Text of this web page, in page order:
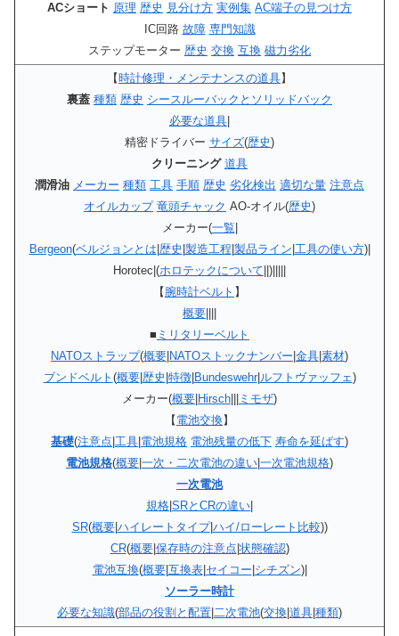
ACショート 原理 歴史 見分け方 実例集 AC端子の見つけ方
IC回路 故障 専門知識
ステップモーター 歴史 交換 互換 磁力劣化
【時計修理・メンテナンスの道具】
裏蓋 種類 歴史 シースルーバックとソリッドバック
必要な道具
精密ドライバー サイズ(歴史)
クリーニング 道具
潤滑油 メーカー 種類 工具 手順 歴史 劣化検出 適切な量 注意点
オイルカップ 竜頭チャック AO-オイル(歴史)
メーカー(一覧
Bergeon(ベルジョンとは 歴史 製造工程 製品ライン 工具の使い方)|
Horotec|(ホロテックについて ||)|||||
【 腕時計ベルト 】
概要
■ ミリタリーベルト
NATOストラップ(概要 NATOストックナンバー 金具 素材)
ブンドベルト (概要| 歴史 特徴| Bundeswehr| ルフトヴァッフェ)
メーカー(概要 Hirsch ミモザ)
【 電池交換】
基礎(注意点 工具 電池規格 電池残量の低下 寿命を延ばす)
電池規格(概要 一次・二次電池の違い 一次電池規格)
一次電池
規格 SRとCRの違い
SR(概要| ハイレートタイプ|ハイ/ローレート比較))
CR(概要| 保存時の注意点 状態確認)
電池互換(概要| 互換表| セイコー シチズン)|
ソーラー時計
必要な知識(部品の役割と配置 二次電池(交換 道具 種類)